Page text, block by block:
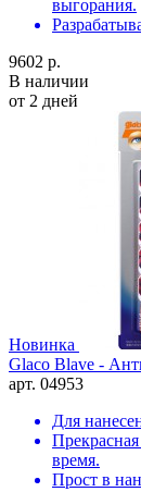
выгорания.
9602 р.
В наличии
от 2 дней
Новинка
Glaco Blave -
арт. 04953
Для
время.
Прост в